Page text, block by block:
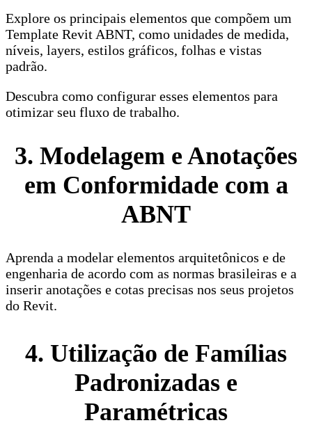
Explore os principais elementos que compõem um
Template Revit ABNT, como unidades de medida,
níveis, layers, estilos gráficos, folhas e vistas
padrão.
Descubra como configurar esses elementos para
otimizar seu fluxo de trabalho.
3. Modelagem e Anotações
em Conformidade com a
ABNT
Aprenda a modelar elementos arquitetônicos e de
engenharia de acordo com as normas brasileiras e a
inserir anotações e cotas precisas nos seus projetos
do Revit.
4. Utilização de Famílias
Padronizadas e
Paramétricas